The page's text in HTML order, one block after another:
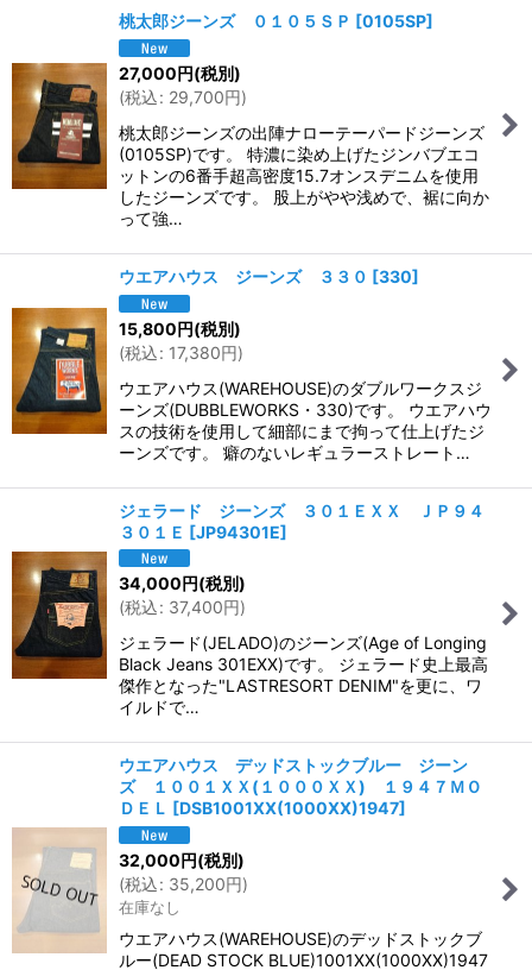
桃太郎ジーンズ ０１０５ＳＰ [0105SP]
27,000円(税別)
(税込: 29,700円)
桃太郎ジーンズの出陣ナローテーパードジーンズ
(0105SP)です。 特濃に染め上げたジンバブエコ
ットンの6番手超高密度15.7オンスデニムを使用
したジーンズです。 股上がやや浅めで、裾に向か
って強…
ウエアハウス ジーンズ ３３０ [330]
15,800円(税別)
(税込: 17,380円)
ウエアハウス(WAREHOUSE)のダブルワークスジ
ーンズ(DUBBLEWORKS・330)です。 ウエアハウ
スの技術を使用して細部にまで拘って仕上げたジ
ーンズです。 癖のないレギュラーストレート…
ジェラード ジーンズ ３０１ＥＸＸ ＪＰ９４
３０１Ｅ [JP94301E]
34,000円(税別)
(税込: 37,400円)
ジェラード(JELADO)のジーンズ(Age of Longing
Black Jeans 301EXX)です。 ジェラード史上最高
傑作となった"LASTRESORT DENIM"を更に、ワ
イルドで…
ウエアハウス デッドストックブルー ジーン
ズ １００１ＸＸ(１０００ＸＸ) １９４７ＭＯ
ＤＥＬ [DSB1001XX(1000XX)1947]
32,000円(税別)
(税込: 35,200円)
在庫なし
ウエアハウス(WAREHOUSE)のデッドストックブ
ルー(DEAD STOCK BLUE)1001XX(1000XX)1947